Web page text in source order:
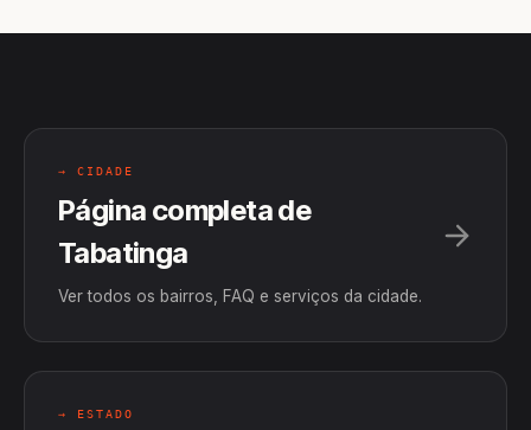
→ CIDADE
Página completa de
Tabatinga
Ver todos os bairros, FAQ e serviços da cidade.
→ ESTADO